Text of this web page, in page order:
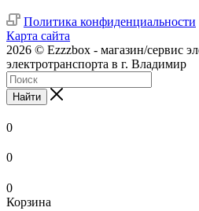
Политика конфиденциальности
Карта сайта
2026 © Ezzzbox - магазин/сервис
электротранспорта в г. Владимир
Найти
0
0
0
Корзина